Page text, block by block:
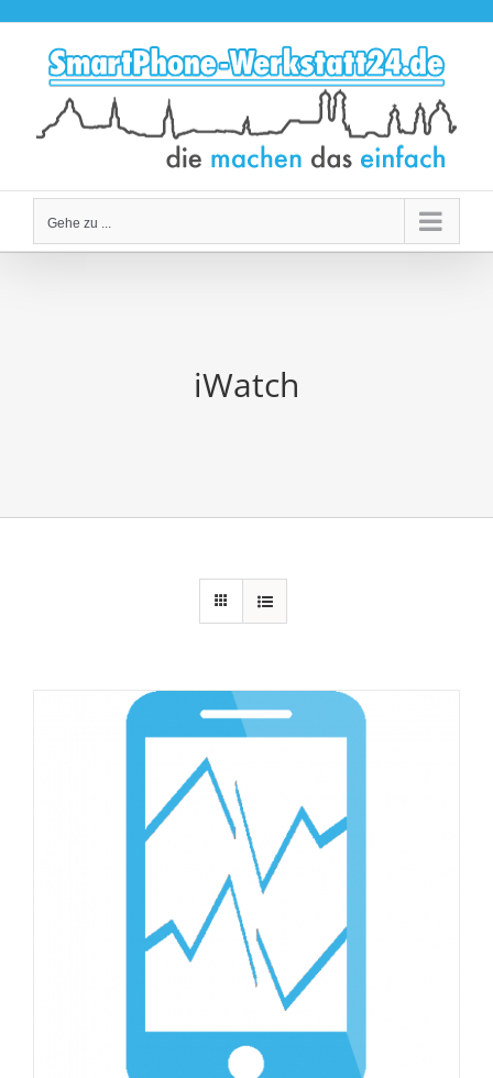
springen
Gehe zu ...
iWatch